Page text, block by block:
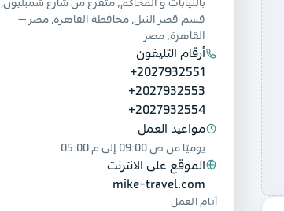
بالنيابات و المحاكم, متفرع من شارع شمبليون،
قسم قصر النيل، محافظة القاهرة‬، مصر —
القاهرة, مصر
أرقام التليفون
+2027932551
+2027932553
+2027932554
مواعيد العمل
يوميًا من09:00 ص إلى05:00 م
الموقع على الانترنت
mike-travel.com
أيام العمل